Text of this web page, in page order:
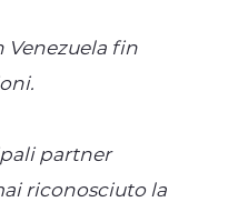
Venezuela fin
partner
riconosciuto la